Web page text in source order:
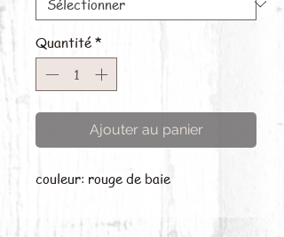
Quantité *
Ajouter au panier
couleur: rouge de baie